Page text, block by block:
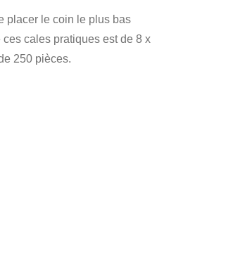
placer le coin le plus bas
cales pratiques est de 8 x
250 pièces.